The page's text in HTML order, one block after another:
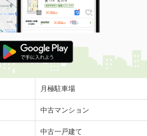
月極駐車場
中古マンション
中古一戸建て